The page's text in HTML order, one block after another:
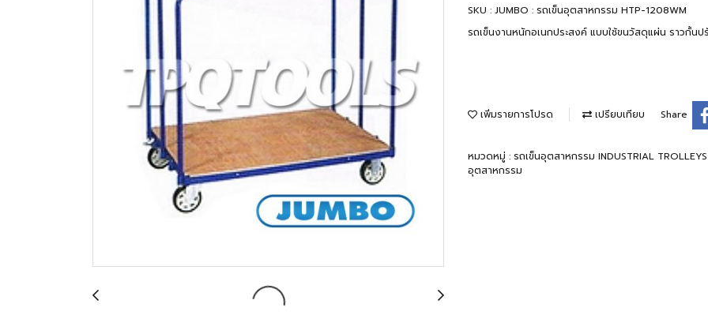
SKU : JUMBO : รถเข็นอุตสาหกรรม HTP-1208WM
รถเข็นงานหนักอเนกประสงค์ แบบใช้ขนวัสดุแผ่น ราวกั้น
เพิ่มรายการโปรด เปรียบเทียบ Share
หมวดหมู่ : รถเข็นอุตสาหกรรม INDUSTRIAL TROLLEYS
อุตสาหกรรม